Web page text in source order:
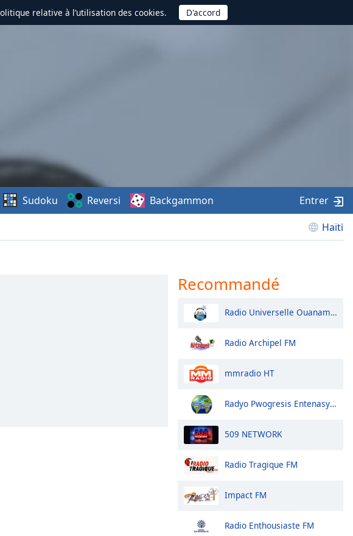
relative à l’utilisation des cookies.
Haïti
Sudoku Reversi Backgammon Entrer
Recommandé
Radio Universelle Ouanaminthe
Radio Archipel FM
mmradio HT
Radyo Pwogresis Entenasyonal
509 NETWORK
Radio Tragique FM
Impact FM
Radio Enthousiaste FM